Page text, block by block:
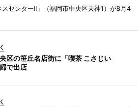
センターII」（福岡市中央区天神1）が8月4
区の笹丘名店街に「喫茶 こさじい
で出店